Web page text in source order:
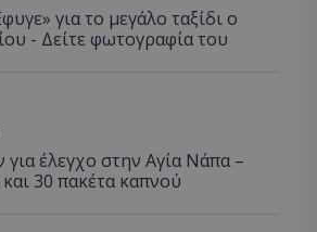
για το μεγάλο ταξίδι ο
- Δείτε φωτογραφία του
έλεγχο στην Αγία Νάπα –
30 πακέτα καπνού